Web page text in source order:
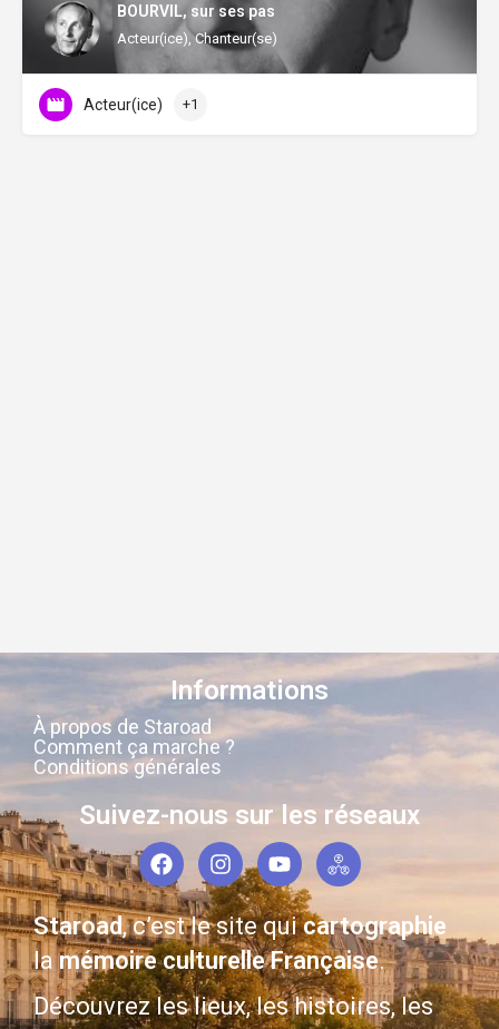
BOURVIL, sur ses pas
Acteur(ice), Chanteur(se)
Acteur(ice) +1
Informations
À propos de Staroad
Comment ça marche ?
Conditions générales
Suivez-nous sur les réseaux
Staroad, c’est le site quicartographie
lamémoire culturelle Française.
Découvrez les lieux, les histoires, les